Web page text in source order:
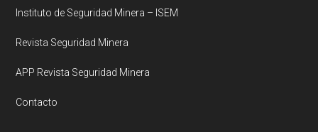
Instituto de Seguridad Minera – ISEM
Revista Seguridad Minera
APP Revista Seguridad Minera
Contacto